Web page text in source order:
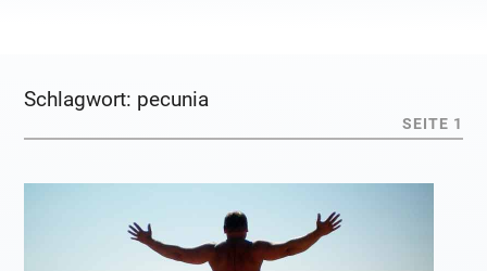
Schlagwort: pecunia
SEITE 1